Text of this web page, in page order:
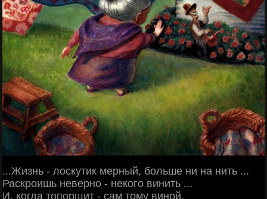
...Жизнь - лоскутик мерный, больше ни на нить ...
Раскроишь неверно - некого винить ...
И, когда топорщит - сам тому виной,